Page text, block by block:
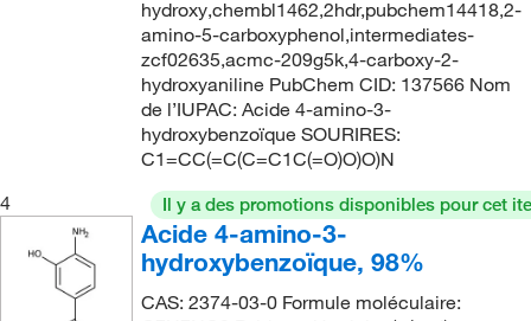
hydroxy,chembl1462,2hdr,pubchem14418,2-
amino-5-carboxyphenol,intermediates-
zcf02635,acmc-209g5k,4-carboxy-2-
hydroxyaniline PubChem CID: 137566 Nom
de l’IUPAC: Acide 4-amino-3-
hydroxybenzoïque SOURIRES:
C1=CC(=C(C=C1C(=O)O)O)N
4
Il y a des promotions disponibles pour cet
Acide 4-amino-3-
hydroxybenzoïque, 98%
CAS: 2374-03-0 Formule moléculaire: